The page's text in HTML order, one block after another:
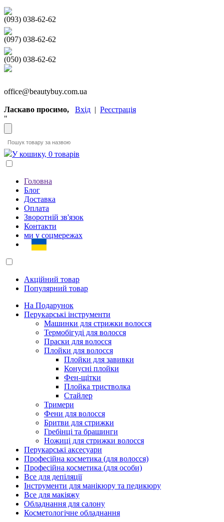
(093) 038-62-62
(097) 038-62-62
(050) 038-62-62
office@beautybuy.com.ua
Ласкаво просимо, Вхід | Реєстрація
"
У кошику, 0 товарів
Головна
Блог
Доставка
Оплата
Зворотній зв'язок
Контакти
ми у соцмережах
Акційний товар
Популярний товар
На Подарунок
Перукарські інструменти
Машинки для стрижки волосся
Термобігуді для волосся
Праски для волосся
Плойки для волосся
Плойки для завивки
Конусні плойки
Фен-щітки
Плойка тристволка
Стайлер
Тримери
Фени для волосся
Бритви для стрижки
Гребінці та брашинги
Ножиці для стрижки волосся
Перукарські аксесуари
Професійна косметика (для волосся)
Професійна косметика (для особи)
Все для депіляції
Інструменти для манікюру та педикюру
Все для макіяжу
Обладнання для салону
Косметологічне обладнання